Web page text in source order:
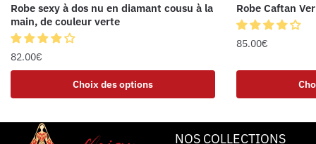
Robe sexy à dos nu en diamant cousu à la
main, de couleur verte
82.00€
Choix des options
Robe Caftan
85.00€
NOS COLLECTIONS